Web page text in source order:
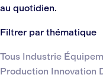
au quotidien.
Filtrer par thématique
Tous Industrie
Production Innovation